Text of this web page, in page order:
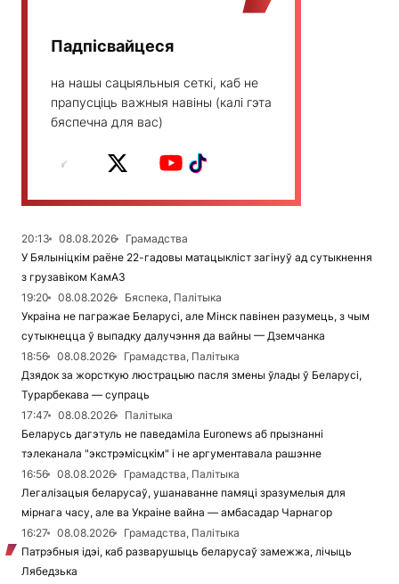
Падпісвайцеся
на нашы сацыяльныя сеткі, каб не
прапусціць важныя навіны (калі гэта
бяспечна для вас)
20:13 08.08.2026
Грамадства
У Бялыніцкім раёне 22-гадовы матацыкліст загінуў ад сутыкнення
з грузавіком КамАЗ
19:20
08.08.2026
Бяспека, Палітыка
Украіна не пагражае Беларусі, але Мінск павінен разумець, з чым
сутыкнецца ў выпадку далучэння да вайны — Дземчанка
18:56
08.08.2026
Грамадства, Палітыка
Дзядок за жорсткую люстрацыю пасля змены ўлады ў Беларусі,
Турарбекава — супраць
17:47
08.08.2026
Палітыка
Беларусь дагэтуль не паведаміла Euronews аб прызнанні
тэлеканала "экстрэмісцкім" і не аргументавала рашэнне
16:56
08.08.2026
Грамадства, Палітыка
Легалізацыя беларусаў, ушанаванне памяці зразумелыя для
мірнага часу, але ва Украіне вайна — амбасадар Чарнагор
16:27
08.08.2026
Грамадства, Палітыка
Патрэбныя ідэі, каб разварушыць беларусаў замежжа, лічыць
Лябедзька